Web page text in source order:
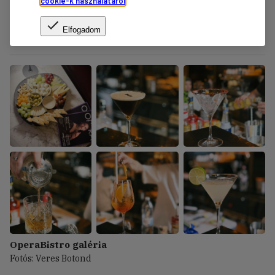
OperaBistro képgaléria
Fotós: Berecz Valter
OperaBistro galéria
Fotós: Veres Botond
Elfogadom